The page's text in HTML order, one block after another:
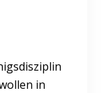
in